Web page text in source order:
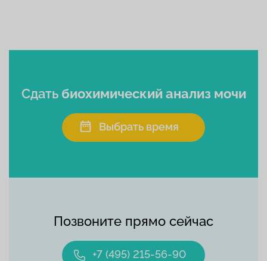
Позвоните прямо сейчас
+7 (495) 215-56-90
Сдать биохимический анализ мочи
Выбрать время